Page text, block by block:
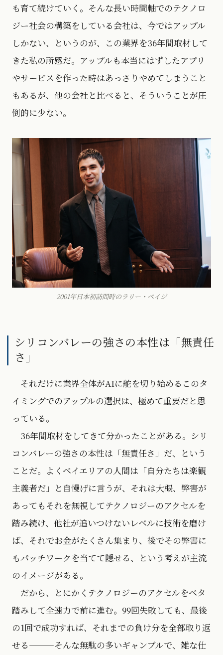
も育て続けていく。そんな長い時間軸でのテクノロ
ジー社会の構築をしている会社は、今ではアップル
しかない、というのが、この業界を36年間取材して
きた私の所感だ。アップルも本当にはずしたアプリ
やサービスを作った時はあっさりやめてしまうこと
もあるが、他の会社と比べると、そういうことが圧
倒的に少ない。
2001年日本初訪問時のラリー・ペイジ
シリコンバレーの強さの本性は「無責任
さ」
それだけに業界全体がAIに舵を切り始めるこのタ
イミングでのアップルの選択は、極めて重要だと思
っている。
36年間取材をしてきて分かったことがある。シリ
コンバレーの強さの本性は「無責任さ」だ、という
ことだ。よくベイエリアの人間は「自分たちは楽観
主義者だ」と自慢げに言うが、それは大概、弊害が
あってもそれを無視してテクノロジーのアクセルを
踏み続け、他社が追いつけないレベルに技術を磨け
ば、それでお金がたくさん集まり、後でその弊害に
もパッチワークを当てて隠せる、という考えが主流
のイメージがある。
だから、とにかくテクノロジーのアクセルをベタ
踏みして全速力で前に進む。99回失敗しても、最後
の1回で成功すれば、それまでの負け分を全部取り返
せる———そんな無駄の多いギャンブルで、雑な仕